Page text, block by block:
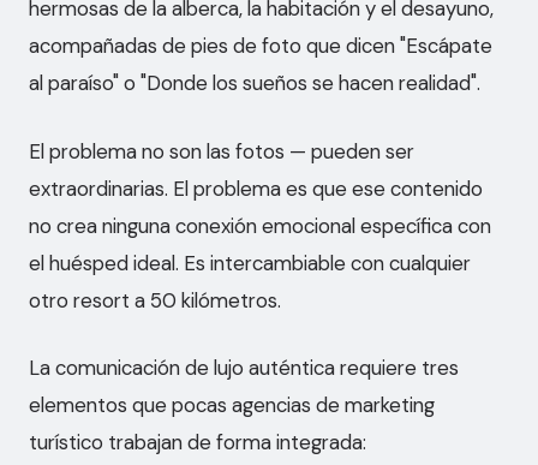
hermosas de la alberca, la habitación y el desayuno,
acompañadas de pies de foto que dicen "Escápate
al paraíso" o "Donde los sueños se hacen realidad".
El problema no son las fotos — pueden ser
extraordinarias. El problema es que ese contenido
no crea ninguna conexión emocional específica con
el huésped ideal. Es intercambiable con cualquier
otro resort a 50 kilómetros.
La comunicación de lujo auténtica requiere tres
elementos que pocas agencias de marketing
turístico trabajan de forma integrada: